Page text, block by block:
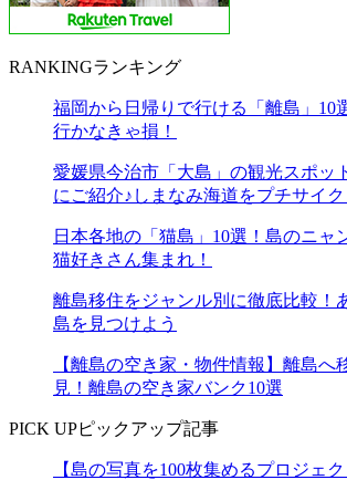
RANKINGランキング
福岡から日帰りで行ける「離島」10
行かなきゃ損！
愛媛県今治市「大島」の観光スポッ
にご紹介♪しまなみ海道をプチサイク
日本各地の「猫島」10選！島のニャ
猫好きさん集まれ！
離島移住をジャンル別に徹底比較！
島を見つけよう
【離島の空き家・物件情報】離島へ
見！離島の空き家バンク10選
PICK UPピックアップ記事
【島の写真を100枚集めるプロジェ